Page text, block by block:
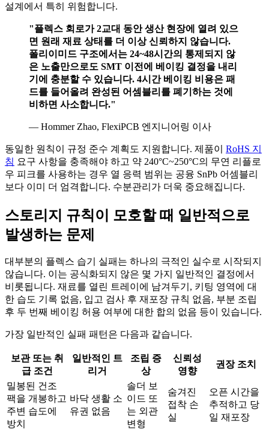
설계에서 특히 위험합니다.
"플렉스 회로가 2교대 동안 생산 현장에 열려 있으
면 원래 재료 상태를 더 이상 신뢰하지 않습니다.
폴리이미드 구조에서는 24~48시간의 통제되지 않
은 노출만으로도 SMT 이전에 베이킹 결정을 내리
기에 충분할 수 있습니다. 4시간 베이킹 비용은 패
드를 들어올려 완성된 어셈블리를 폐기하는 것에
비하면 사소합니다."
— Hommer Zhao, FlexiPCB 엔지니어링 이사
동일한 원칙이 규정 준수 계획도 지원합니다. 제품이 RoHS 지
침 요구 사항을 충족해야 하고 약 240°C~250°C의 무연 리플로
우 피크를 사용하는 경우 열 응력 범위는 공융 SnPb 어셈블리
보다 이미 더 엄격합니다. 수분관리가 더욱 중요해집니다.
스토리지 규칙이 모호할 때 일반적으로
발생하는 문제
대부분의 플렉스 습기 실패는 하나의 극적인 실수로 시작되지
않습니다. 이는 공식화되지 않은 몇 가지 일반적인 결정에서
비롯됩니다. 재료를 열린 트레이에 남겨두기, 키팅 영역에 대
한 습도 기록 없음, 입고 검사 후 재포장 규칙 없음, 부분 조립
후 두 번째 베이킹 허용 여부에 대한 합의 없음 등이 있습니다.
가장 일반적인 실패 패턴은 다음과 같습니다.
보관 또는 취
급 조건
일반적인 트
리거
조립 증
상
신뢰성
영향
권장 조치
밀봉된 건조
팩을 개봉하고
주변 습도에
방치
바닥 생활 소
유권 없음
솔더 보
이드 또
는 외관
변형
숨겨진
접착 손
실
오픈 시간을
추적하고 당
일 재포장